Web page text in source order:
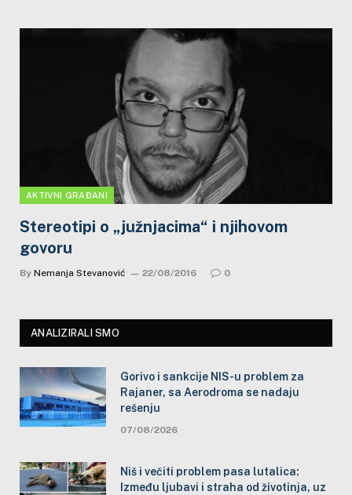
AKTIVNI GRAĐANI
Stereotipi o „južnjacima“ i njihovom
govoru
By Nemanja Stevanović 22/08/2016 0
ANALIZIRALI SMO
Gorivo i sankcije NIS-u problem za
Rajaner, sa Aerodroma se nadaju
rešenju
07/08/2026
Niš i večiti problem pasa lutalica:
Između ljubavi i straha od životinja, uz